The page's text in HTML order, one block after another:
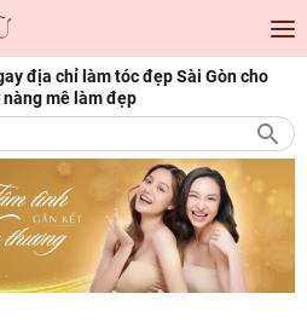
cho
10 bí quyết làm đẹp cho nàng